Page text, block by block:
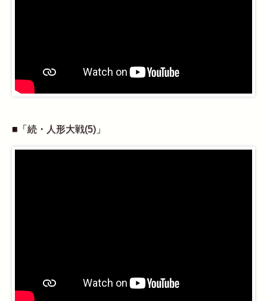
■「続・人形大戦(5)」